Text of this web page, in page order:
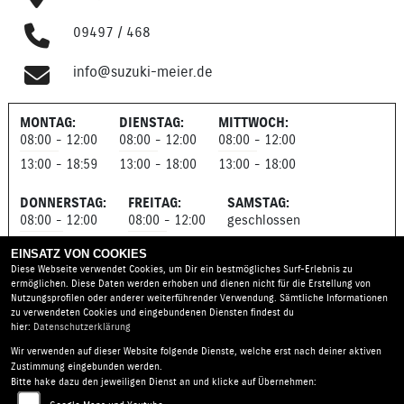
MONTAG:
08:00 - 12:00
13:00 - 18:59
DIENSTAG:
08:00 - 12:00
13:00 - 18:00
MITTWOCH:
08:00 - 12:00
13:00 - 18:00
DONNERSTAG:
08:00 - 12:00
FREITAG:
08:00 - 12:00
SAMSTAG:
geschlossen
09497 / 468
info@suzuki-meier.de
Suzuki Meier |Hauptstraße 37 | 92358 Seubersdorf |
Deutschland
EINSATZ VON COOKIES
Diese Webseite verwendet Cookies, um Dir ein bestmögliches Surf-Erlebnis zu
ermöglichen. Diese Daten werden erhoben und dienen nicht für die Erstellung von
Nutzungsprofilen oder anderer weiterführender Verwendung. Sämtliche Informationen
zu verwendeten Cookies und eingebundenen Diensten findest du
hier: Datenschutzerklärung
Wir verwenden auf dieser Website folgende Dienste, welche erst nach deiner aktiven
Zustimmung eingebunden werden.
Bitte hake dazu den jeweiligen Dienst an und klicke auf Übernehmen: